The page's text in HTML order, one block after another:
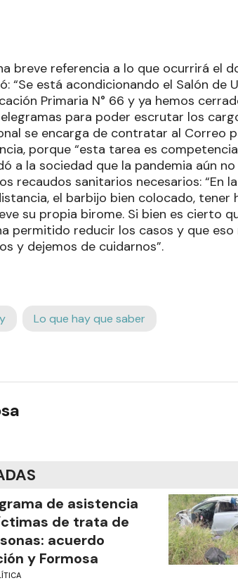
breve referencia a lo que ocurrirá el
“Se está acondicionando el Salón de
Primaria N° 66 y ya hemos
para poder escrutar los
se encarga de contratar al Correo
porque “esta tarea es
a la sociedad que la pandemia aún
recaudos sanitarios necesarios: “En
el barbijo bien colocado, tener
su propia birome. Si bien es cierto
permitido reducir los casos y que eso
y dejemos de cuidarnos”.
Lo que hay que saber
de asistencia
de trata de
acuerdo
y Formosa